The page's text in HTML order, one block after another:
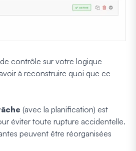
contrôle sur votre logique
à reconstruire quoi que ce
(avec la planification) est
éviter toute rupture accidentelle.
peuvent être réorganisées